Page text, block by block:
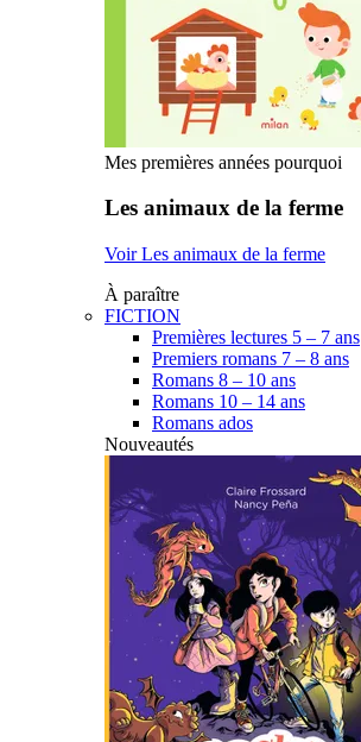
Mes premières années pourquoi
Les animaux de la ferme
Voir Les animaux de la ferme
À paraître
FICTION
Premières lectures 5 – 7 ans
Premiers romans 7 – 8 ans
Romans 8 – 10 ans
Romans 10 – 14 ans
Romans ados
Nouveautés